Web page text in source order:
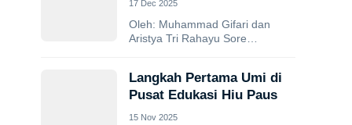
17 Dec 2025
Oleh: Muhammad Gifari dan
Aristya Tri Rahayu Sore
Kabupaten Nias Utara. Di
bawah...
Langkah Pertama Umi di
Pusat Edukasi Hiu Paus
15 Nov 2025